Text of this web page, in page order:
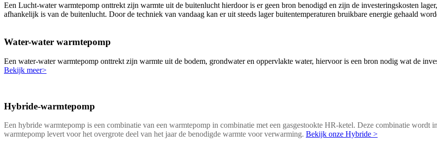
Een Lucht-water warmtepomp onttrekt zijn warmte uit de buitenlucht hierdoor is er geen bron benodigd en zijn de investeringskosten
afhankelijk is van de buitenlucht. Door de techniek van vandaag kan er uit steeds lager buitentemperaturen bruikbare energie gehaald
Water-water warmtepomp
Een water-water warmtepomp onttrekt zijn warmte uit de bodem, grondwater en oppervlakte water, hiervoor is een bron nodig wat de
Bekijk meer>
Hybride-warmtepomp
Een hybride warmtepomp is een combinatie van een warmtepomp in combinatie met een gasgestookte HR-ketel. Deze combinatie wordt
warmtepomp levert voor het overgrote deel van het jaar de benodigde warmte voor verwarming. Bekijk onze Hybride >